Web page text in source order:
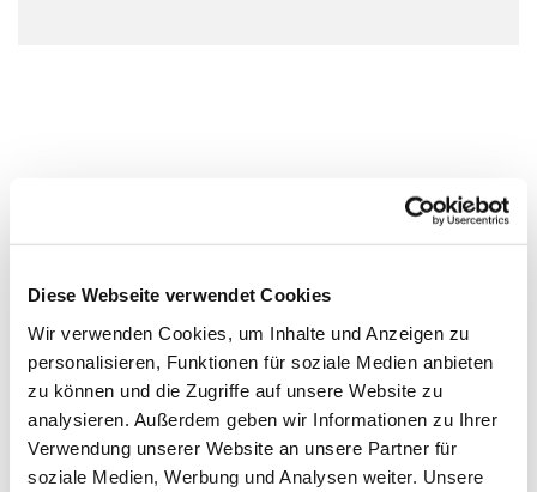
Diese Webseite verwendet Cookies
Wir verwenden Cookies, um Inhalte und Anzeigen zu
personalisieren, Funktionen für soziale Medien anbieten
zu können und die Zugriffe auf unsere Website zu
analysieren. Außerdem geben wir Informationen zu Ihrer
Verwendung unserer Website an unsere Partner für
soziale Medien, Werbung und Analysen weiter. Unsere